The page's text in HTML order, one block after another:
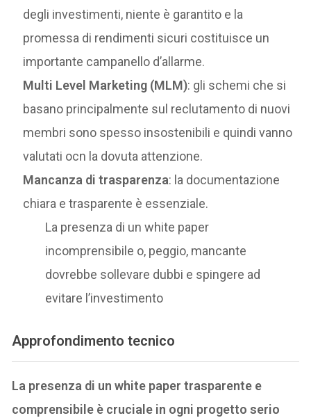
degli investimenti, niente è garantito e la
promessa di rendimenti sicuri costituisce un
importante campanello d’allarme.
Multi Level Marketing (MLM): gli schemi che si
basano principalmente sul reclutamento di nuovi
membri sono spesso insostenibili e quindi vanno
valutati ocn la dovuta attenzione.
Mancanza di trasparenza: la documentazione
chiara e trasparente è essenziale.
La presenza di un white paper
incomprensibile o, peggio, mancante
dovrebbe sollevare dubbi e spingere ad
evitare l’investimento
Approfondimento tecnico
La presenza di un white paper trasparente e
comprensibile è cruciale in ogni progetto serio